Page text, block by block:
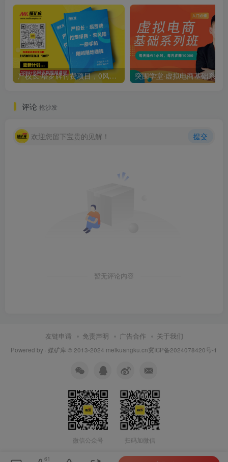
严校长·塔罗牌付费项目，0风险，一台手机，随时随地赚钱价值1000元
评论 抢沙发
欢迎您留下宝贵的见解！ 提交
暂无评论内容
友链申请 免责声明 广告合作 关于我们
Powered by · 媒矿库 © 2013-2024 meikuangku.cn冀ICP备2024078420号-1
微信公众号 扫码加微信
61